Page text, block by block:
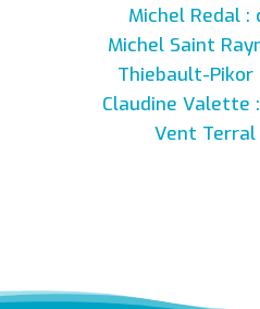
Michel Redal :
Michel Saint
Thiebault-Pikor
Claudine Valette
Vent